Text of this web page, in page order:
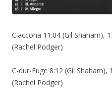
Ciaccona 11:04 (Gil Shaham),
(Rachel Podger)
C-dur-Fuge 8:12 (Gil
(Rachel Podger)